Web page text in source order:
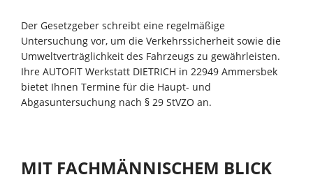
Der Gesetzgeber schreibt eine regelmäßige
Untersuchung vor, um die Verkehrssicherheit sowie die
Umweltverträglichkeit des Fahrzeugs zu gewährleisten.
Ihre AUTOFIT Werkstatt DIETRICH in 22949 Ammersbek
bietet Ihnen Termine für die Haupt- und
Abgasuntersuchung nach § 29 StVZO an.
MIT FACHMÄNNISCHEM BLICK